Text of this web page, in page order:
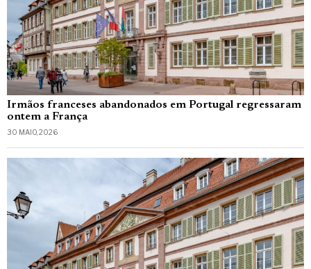
Irmãos franceses abandonados em Portugal regressaram
ontem a França
30 MAIO, 2026